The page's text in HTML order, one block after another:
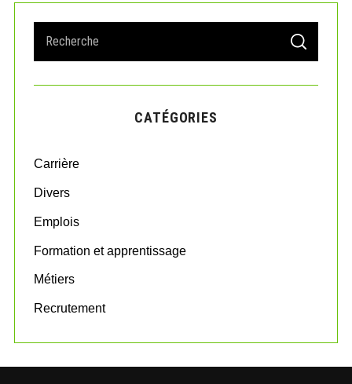
a
r
o
:
S
A
C
CATÉGORIES
Carrière
Divers
Emplois
Formation et apprentissage
Métiers
Recrutement